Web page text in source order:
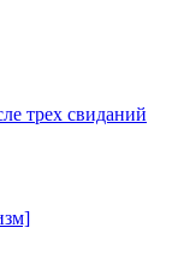
трех свиданий